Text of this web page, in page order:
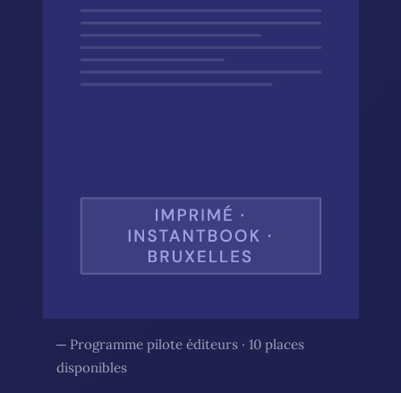
─ Programme pilote éditeurs · 10 places
disponibles